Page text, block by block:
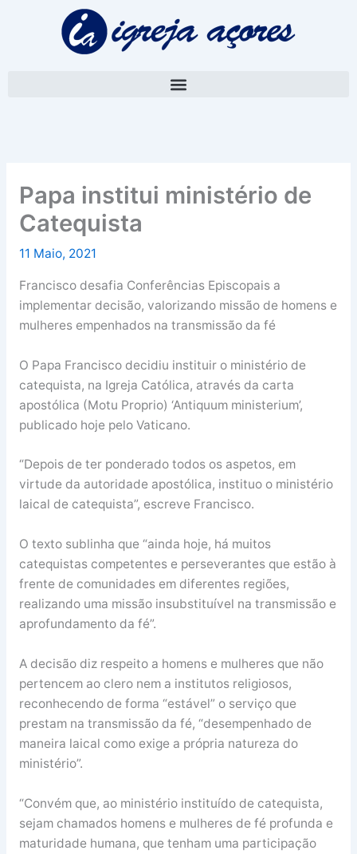
Papa institui ministério de
Catequista
11 Maio, 2021
Francisco desafia Conferências Episcopais a
implementar decisão, valorizando missão de homens e
mulheres empenhados na transmissão da fé
O Papa Francisco decidiu instituir o ministério de
catequista, na Igreja Católica, através da carta
apostólica (Motu Proprio) ‘Antiquum ministerium’,
publicado hoje pelo Vaticano.
“Depois de ter ponderado todos os aspetos, em
virtude da autoridade apostólica, instituo o ministério
laical de catequista”, escreve Francisco.
O texto sublinha que “ainda hoje, há muitos
catequistas competentes e perseverantes que estão à
frente de comunidades em diferentes regiões,
realizando uma missão insubstituível na transmissão e
aprofundamento da fé”.
A decisão diz respeito a homens e mulheres que não
pertencem ao clero nem a institutos religiosos,
reconhecendo de forma “estável” o serviço que
prestam na transmissão da fé, “desempenhado de
maneira laical como exige a própria natureza do
ministério”.
“Convém que, ao ministério instituído de catequista,
sejam chamados homens e mulheres de fé profunda e
maturidade humana, que tenham uma participação